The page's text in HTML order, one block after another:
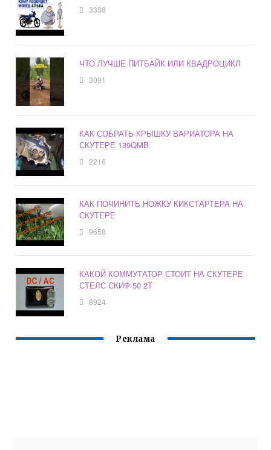
3388
ЧТО ЛУЧШЕ ПИТБАЙК ИЛИ КВАДРОЦИКЛ
3091
КАК СОБРАТЬ КРЫШКУ ВАРИАТОРА НА
СКУТЕРЕ 139QMB
2216
КАК ПОЧИНИТЬ НОЖКУ КИКСТАРТЕРА НА
СКУТЕРЕ
9658
КАКОЙ КОММУТАТОР СТОИТ НА СКУТЕРЕ
СТЕЛС СКИФ 50 2Т
8924
Реклама